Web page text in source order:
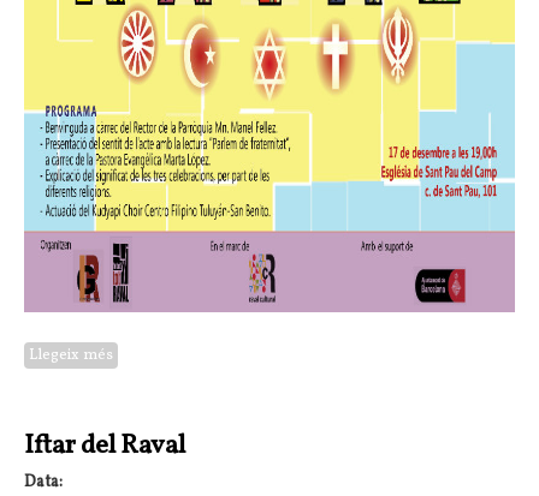
Llegeix més
Iftar del Raval
Data: